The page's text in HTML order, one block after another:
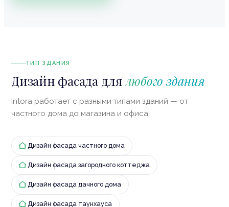
ТИП ЗДАНИЯ
Дизайн фасада длялюбого здания
Intora работает с разными типами зданий — от
частного дома до магазина и офиса.
Дизайн фасада частного дома
Дизайн фасада загородного коттеджа
Дизайн фасада дачного дома
Дизайн фасада таунхауса